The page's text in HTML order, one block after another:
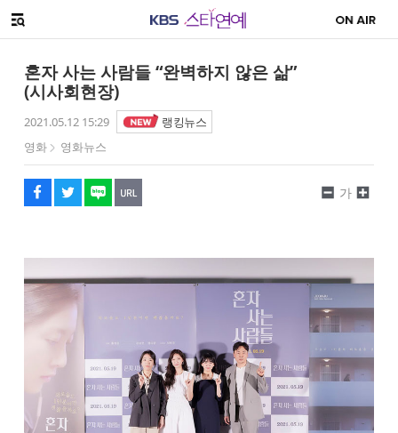
메뉴 열기
혼자 사는 사람들 “완벽하지 않은 삶”
(시사회현장)
2021.05.12 15:29
랭킹뉴스
영화
영화뉴스
페이스북
트위터
네이버
URL복사
글씨 작게보기
가
글씨 크게보기
해시태그